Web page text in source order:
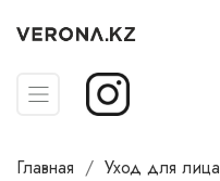
Главная Уход для лица